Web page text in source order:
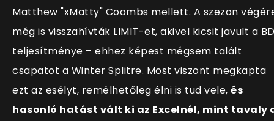
Matthew "xMatty" Coombs mellett. A szezon
még is visszahívták LIMIT-et, akivel kicsit javult a
teljesítménye – ehhez képest mégsem talált
csapatot a Winter Splitre. Most viszont megkapta
ezt az esélyt, remélhetőleg élni is tud vele, és
hasonló hatást vált ki az Excelnél, mint tavaly